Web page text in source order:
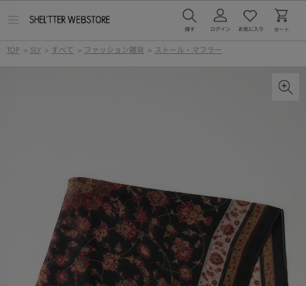
ー
TOP > SLY > すべて > ファッション雑貨 > ストール・マフラー